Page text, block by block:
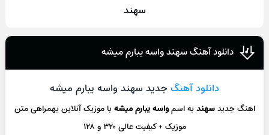
سهند
دانلود آهنگ سهند واسه یبارم میشه
دانلود آهنگ جدید سهند واسه یبارم میشه
اهنگ جدیدسهندبه اسمواسه یبارم میشهبا موزیک آنلاینبهمراهی متن
موزیک + کیفیت عالی ۳۲۰ و ۱۲۸